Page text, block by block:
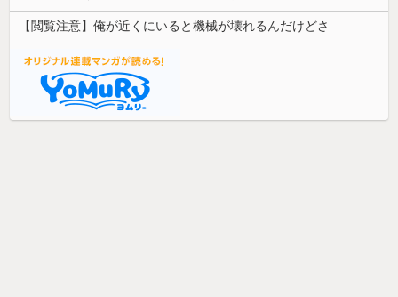
【閲覧注意】俺が近くにいると機械が壊れるんだけどさ